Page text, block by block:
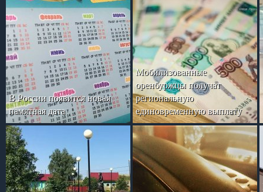
В России появится новая
памятная дата
Мобилизованные
оренбуржцы получат
региональную
единовременную выплату